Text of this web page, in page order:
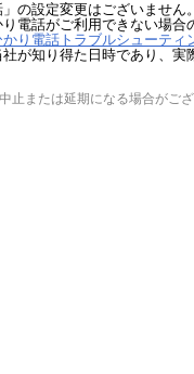
の設定変更はございません。
電話がご利用できない場合
かり電話トラブルシューティ
が知り得た日時であり、実
または延期になる場合がござ